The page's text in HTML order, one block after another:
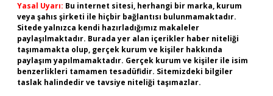
Yasal Uyarı: Bu internet sitesi, herhangi bir marka, kurum
veya şahıs şirketi ile hiçbir bağlantısı bulunmamaktadır.
Sitede yalnızca kendi hazırladığımız makaleler
paylaşılmaktadır. Burada yer alan içerikler haber niteliği
taşımamakta olup, gerçek kurum ve kişiler hakkında
paylaşım yapılmamaktadır. Gerçek kurum ve kişiler ile isim
benzerlikleri tamamen tesadüfidir. Sitemizdeki bilgiler
taslak halindedir ve tavsiye niteliği taşımazlar.